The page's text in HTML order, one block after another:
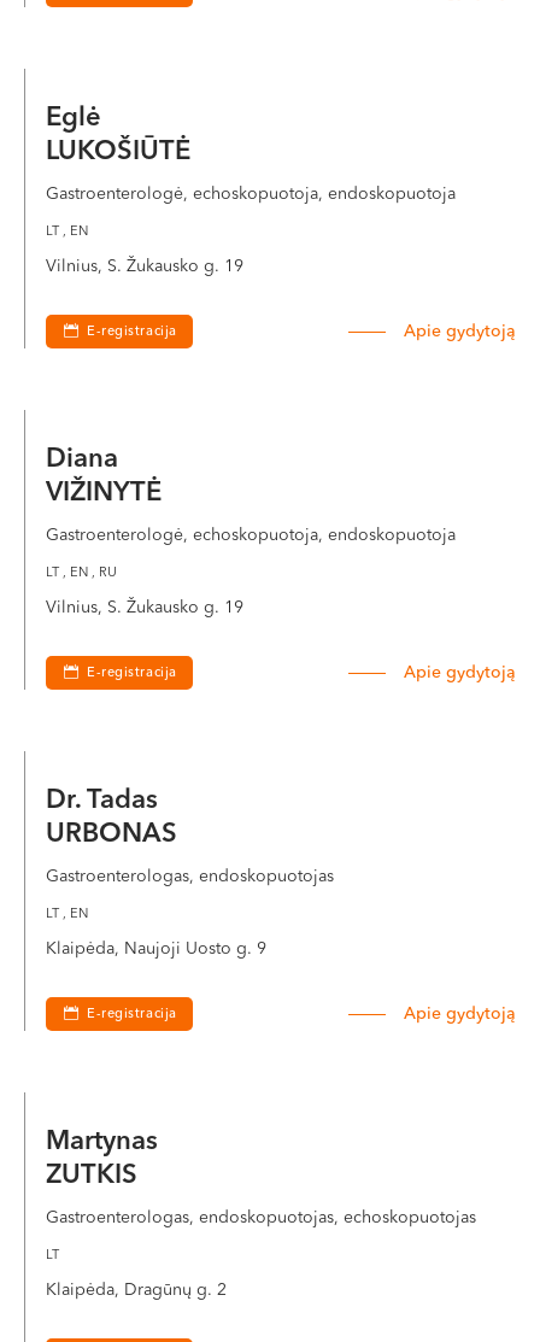
Eglė
LUKOŠIŪTĖ
Gastroenterologė, echoskopuotoja, endoskopuotoja
LT , EN
Vilnius, S. Žukausko g. 19
E-registracija Apie gydytoją
Diana
VIŽINYTĖ
Gastroenterologė, echoskopuotoja, endoskopuotoja
LT , EN , RU
Vilnius, S. Žukausko g. 19
E-registracija Apie gydytoją
Dr. Tadas
URBONAS
Gastroenterologas, endoskopuotojas
LT , EN
Klaipėda, Naujoji Uosto g. 9
E-registracija Apie gydytoją
Martynas
ZUTKIS
Gastroenterologas, endoskopuotojas, echoskopuotojas
LT
Klaipėda, Dragūnų g. 2